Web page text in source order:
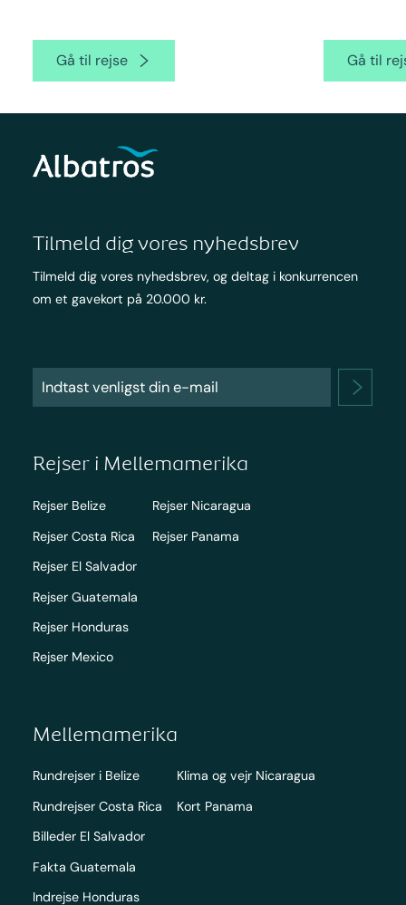
Gå til rejse Gå til
Tilmeld dig vores nyhedsbrev
Tilmeld dig vores nyhedsbrev, og deltag i konkurrencen
om et gavekort på 20.000 kr.
Rejser i Mellemamerika
Rejser Belize
Rejser Costa Rica
Rejser El Salvador
Rejser Guatemala
Rejser Honduras
Rejser Mexico
Rejser Nicaragua
Rejser Panama
Mellemamerika
Rundrejser i Belize
Rundrejser Costa Rica
Billeder El Salvador
Fakta Guatemala
Indrejse Honduras
Klima og vejr Nicaragua
Kort Panama